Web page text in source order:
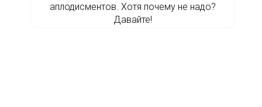
аплодисментов. Хотя почему не надо?
Давайте!